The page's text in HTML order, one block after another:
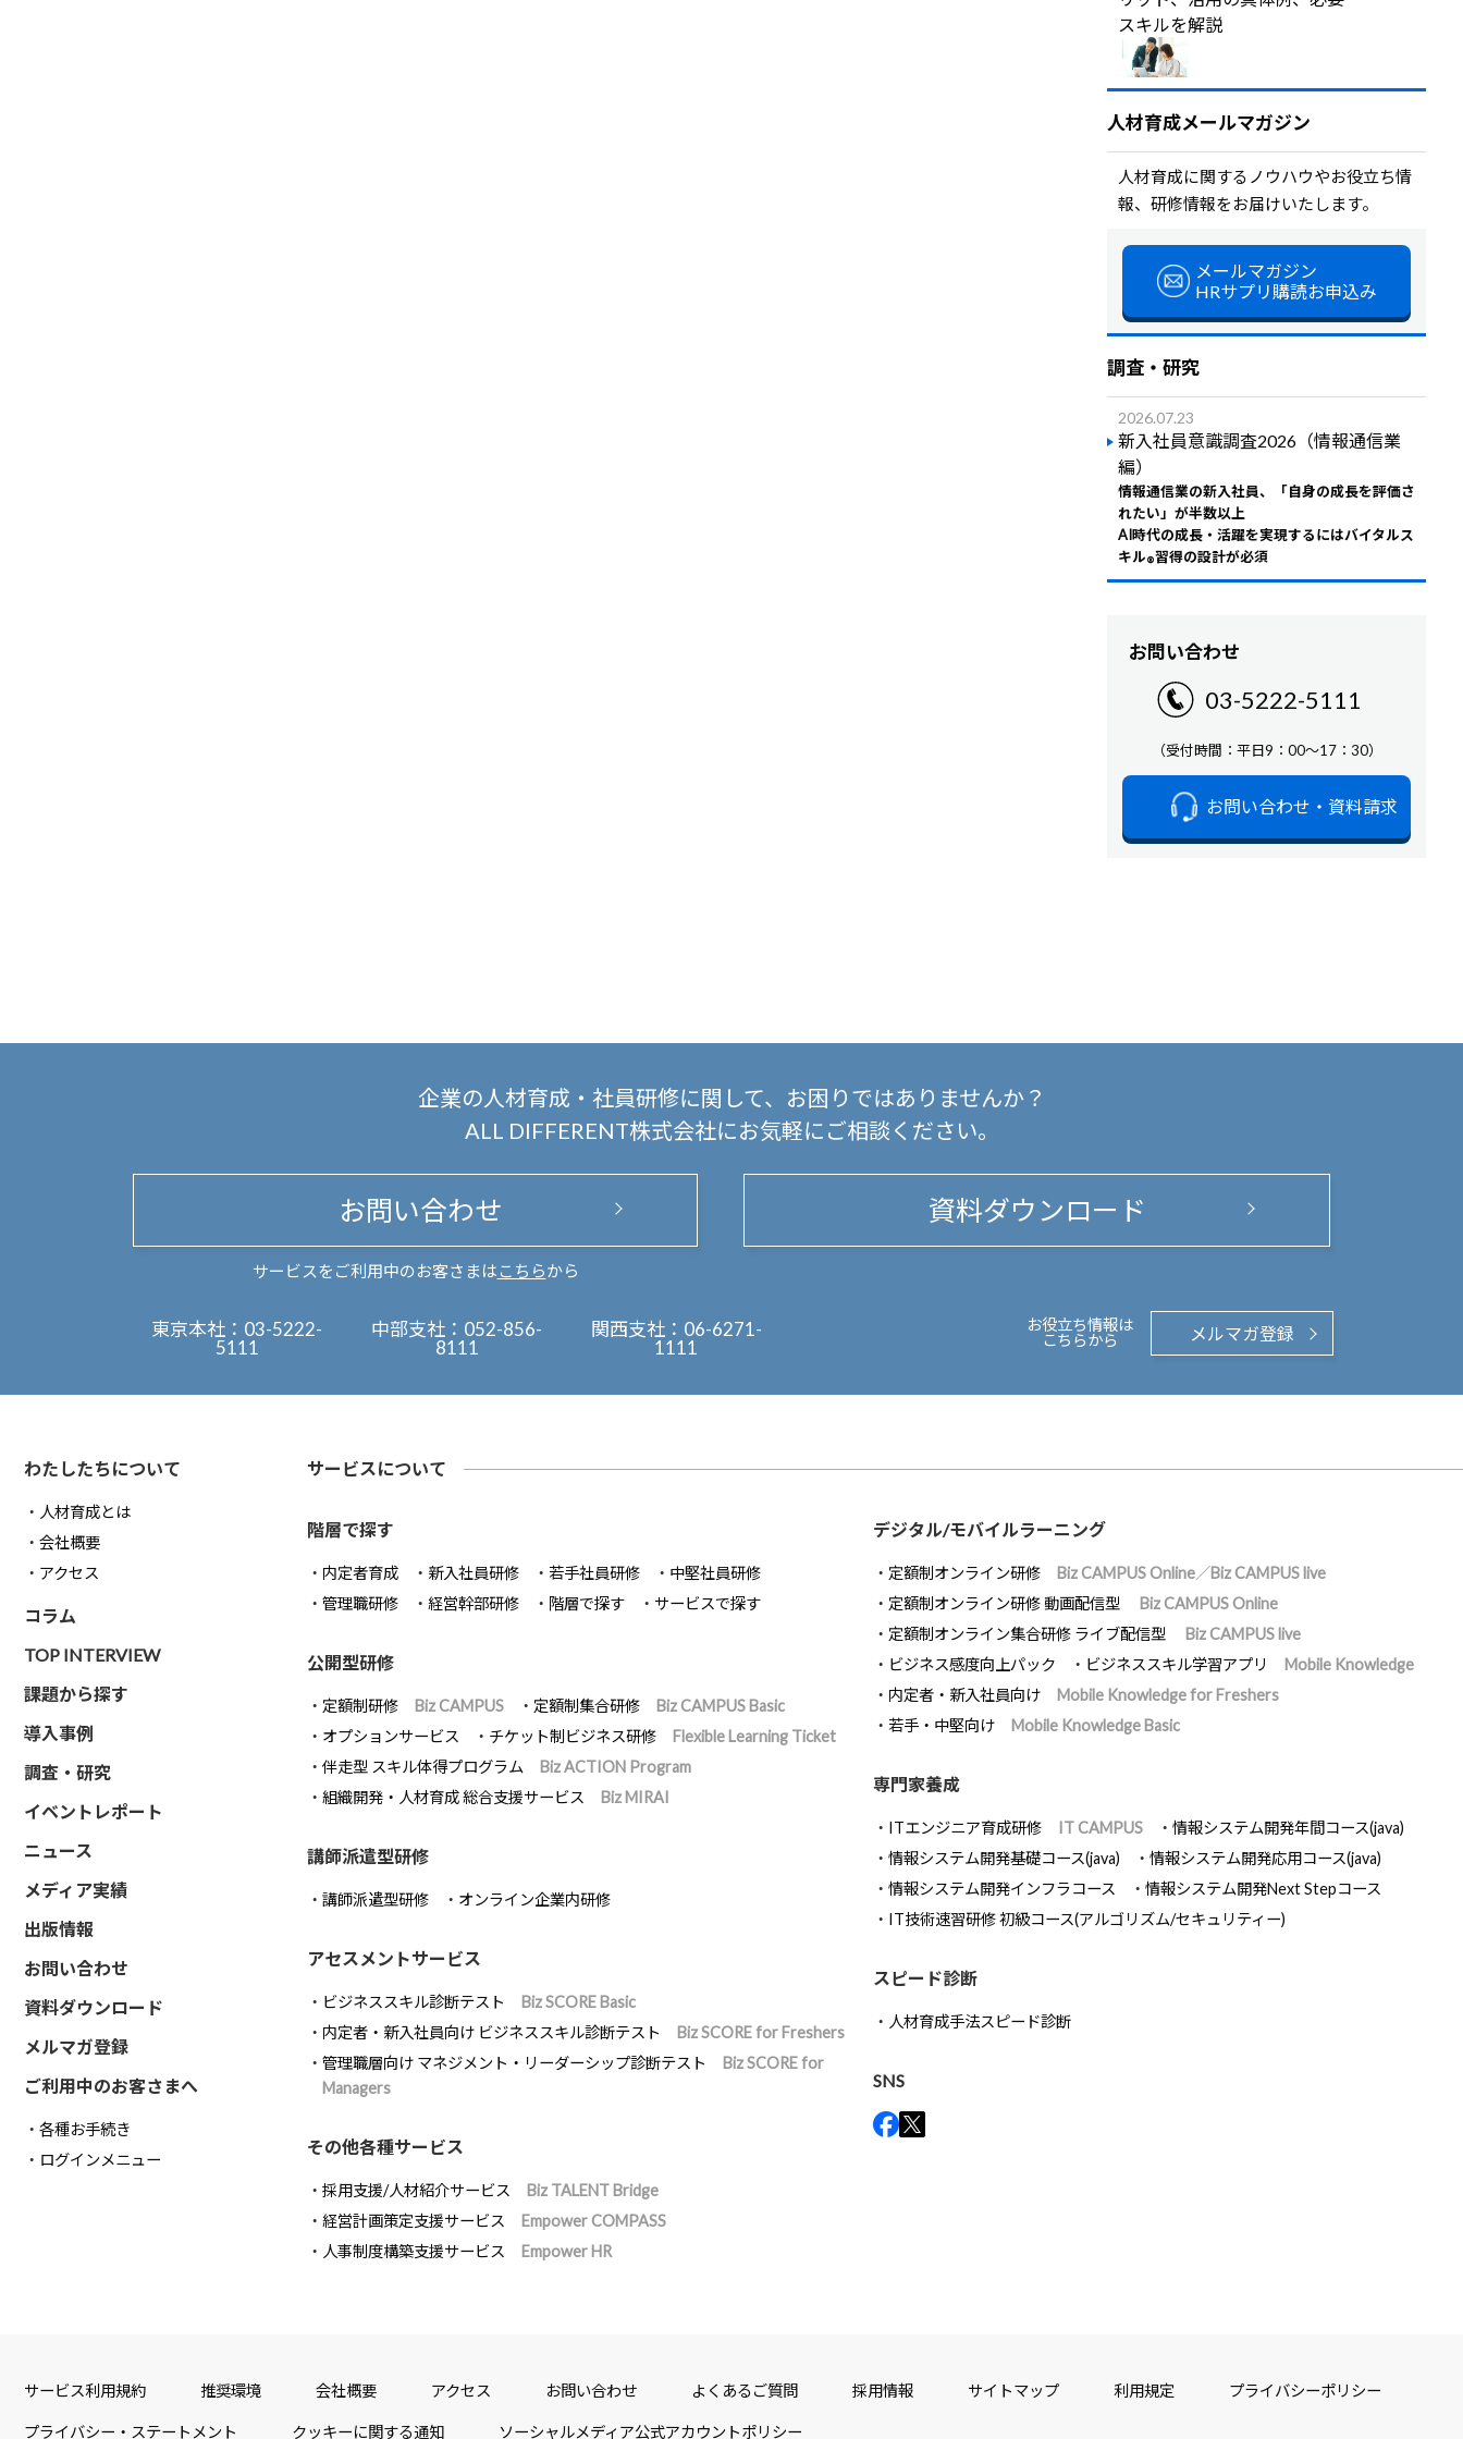
スキルを解説
人材育成メールマガジン
人材育成に関するノウハウやお役立ち情
報、研修情報をお届けいたします。
メールマガジン
HRサプリ購読お申込み
調査・研究
2026.07.23
新入社員意識調査2026（情報通信業
編）
情報通信業の新入社員、「自身の成長を評価さ
れたい」が半数以上
AI時代の成長・活躍を実現するにはバイタルス
キル®習得の設計が必須
お問い合わせ
03-5222-5111
（受付時間：平日9：00～17：30）
お問い合わせ・資料請求
企業の人材育成・社員研修に関して、
お困りではありませんか？
ALL DIFFERENT株式会社にお気軽にご相談ください。
お問い合わせ
サービスをご利用中のお客さまは こちらから
資料ダウンロード
東京本社： 03-5222-
5111
中部支社： 052-856-
8111
関西支社： 06-6271-
1111
お役立ち情報は
こちらから
メルマガ登録
わたしたちについて
人材育成とは
会社概要
アクセス
コラム
TOP INTERVIEW
課題から探す
導入事例
調査・研究
イベントレポート
ニュース
メディア実績
出版情報
お問い合わせ
資料ダウンロード
メルマガ登録
ご利用中のお客さまへ
各種お手続き
ログインメニュー
サービスについて
階層で探す
内定者育成 新入社員研修 若手社員研修
中堅社員研修
管理職研修
経営幹部研修 階層で探す サービスで探す
公開型研修
定額制研修 Biz CAMPUS 定額制集合研修
Biz CAMPUS Basic
オプションサービス
チケット制ビジネス研修
Flexible Learning Ticket
伴走型 スキル体得プログラム
Biz ACTION Program
組織開発・人材育成 総合支援サービス
Biz MIRAI
講師派遣型研修
講師派遣型研修 オンライン企業内研修
アセスメントサービス
ビジネススキル診断テスト
Biz SCORE Basic
内定者・新入社員向け ビジネススキル診断テスト
Biz SCORE for Freshers
管理職層向け マネジメント・リーダーシップ診断テスト
Biz SCORE for
Managers
その他各種サービス
採用支援/人材紹介サービス
Biz TALENT Bridge
経営計画策定支援サービス
Empower COMPASS
人事制度構築支援サービス
Empower HR
デジタル/モバイルラーニング
定額制オンライン研修
Biz CAMPUS Online／Biz CAMPUS live
定額制オンライン研修 動画配信型
Biz CAMPUS Online
定額制オンライン集合研修 ライブ配信型
Biz CAMPUS live
ビジネス感度向上パック
ビジネススキル学習アプリ
Mobile Knowledge
内定者・新入社員向け
Mobile Knowledge for Freshers
若手・中堅向け
Mobile Knowledge Basic
専門家養成
ITエンジニア育成研修 IT CAMPUS
情報システム開発年間コース(java)
情報システム開発基礎コース(java)
情報システム開発応用コース(java)
情報システム開発インフラコース
情報システム開発Next Stepコース
IT技術速習研修 初級コース(アルゴリズム/セキュリティー)
スピード診断
人材育成手法スピード診断
SNS
サービス利用規約 推奨環境 会社概要 アクセス お問い合わせ よくあるご質問 採用情報 サイトマップ 利用規定 プライバシーポリシー
プライバシー・ステートメント クッキーに関する通知 ソーシャルメディア公式アカウントポリシー